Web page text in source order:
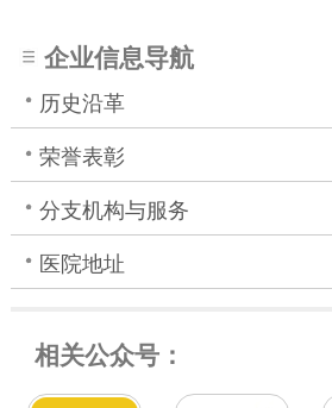
企业信息导航
历史沿革
荣誉表彰
分支机构与服务
医院地址
相关公众号：